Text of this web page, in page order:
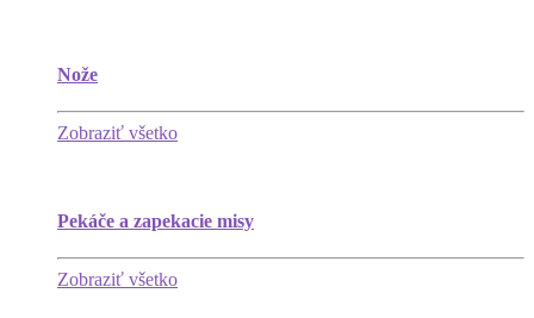
Nože
Zobraziť všetko
Pekáče a zapekacie misy
Zobraziť všetko